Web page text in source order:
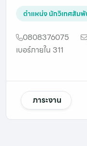
ตำแหน่งนักวิเทศสัม
0808376075
เบอร์ภายใน 311
ภาระงาน